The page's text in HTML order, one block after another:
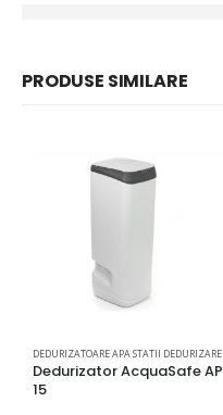
PRODUSE SIMILARE
Dedurizator AcquaSafe AP
15